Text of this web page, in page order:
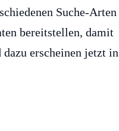
Suche-Arten
bereitstellen, damit
dazu erscheinen jetzt in